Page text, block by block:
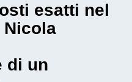
esatti nel
Nicola
di un